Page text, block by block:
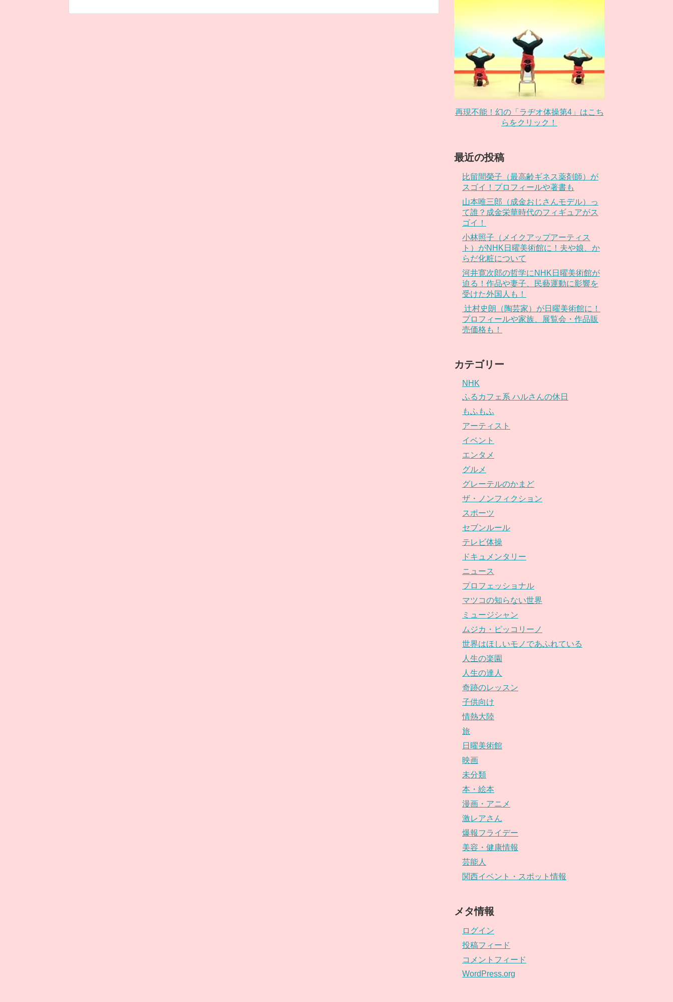
再現不能！幻の「ラヂオ体操第4」はこち
らをクリック！
最近の投稿
比留間榮子（最高齢ギネス薬剤師）が
スゴイ！プロフィールや著書も
山本唯三郎（成金おじさんモデル）っ
て誰？成金栄華時代のフィギュアがス
ゴイ！
小林照子（メイクアップアーティス
ト）がNHK日曜美術館に！夫や娘、か
らだ化粧について
河井寛次郎の哲学にNHK日曜美術館が
迫る！作品や妻子、民藝運動に影響を
受けた外国人も！
辻村史朗（陶芸家）が日曜美術館に！
プロフィールや家族、展覧会・作品販
売価格も！
カテゴリー
NHK
ふるカフェ系 ハルさんの休日
もふもふ
アーティスト
イベント
エンタメ
グルメ
グレーテルのかまど
ザ・ノンフィクション
スポーツ
セブンルール
テレビ体操
ドキュメンタリー
ニュース
プロフェッショナル
マツコの知らない世界
ミュージシャン
ムジカ・ピッコリーノ
世界はほしいモノであふれている
人生の楽園
人生の達人
奇跡のレッスン
子供向け
情熱大陸
旅
日曜美術館
映画
未分類
本・絵本
漫画・アニメ
激レアさん
爆報フライデー
美容・健康情報
芸能人
関西イベント・スポット情報
メタ情報
ログイン
投稿フィード
コメントフィード
WordPress.org